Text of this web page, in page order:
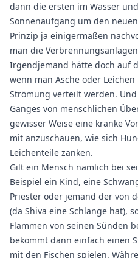
dann die ersten im Wasser
Sonnenaufgang um den
Prinzip ja einigermaßen
man die
Irgendjemand hätte doch auf
wenn man Asche oder
Strömung verteilt werden.
Ganges von menschlichen
gewisser Weise eine kranke
mit anzuschauen, wie sich
Leichenteile zanken.
Gilt ein Mensch nämlich bei
Beispiel ein Kind, eine
Priester oder jemand der von
(da Shiva eine Schlange hat),
Flammen von seinen Sünden
bekommt dann einfach einen
mit den Fischen spielen.